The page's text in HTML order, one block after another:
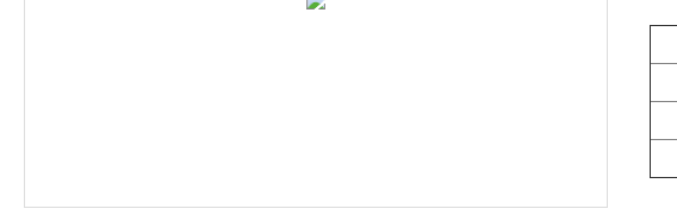
箱